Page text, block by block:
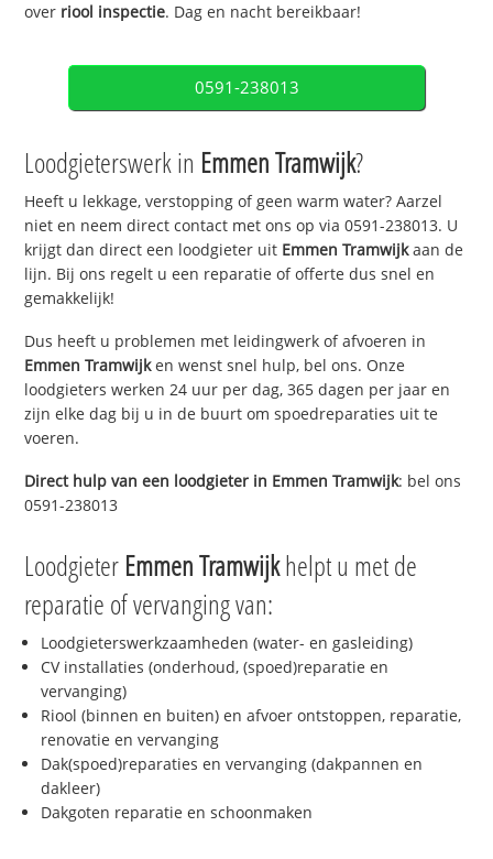
over riool inspectie. Dag en nacht bereikbaar!
0591-238013
Loodgieterswerk in Emmen Tramwijk?
Heeft u lekkage, verstopping of geen warm water? Aarzel
niet en neem direct contact met ons op via 0591-238013. U
krijgt dan direct een loodgieter uit Emmen Tramwijkaan de
lijn. Bij ons regelt u een reparatie of offerte dus snel en
gemakkelijk!
Dus heeft u problemen met leidingwerk of afvoeren in
Emmen Tramwijken wenst snel hulp, bel ons. Onze
loodgieters werken 24 uur per dag, 365 dagen per jaar en
zijn elke dag bij u in de buurt om spoedreparaties uit te
voeren.
Direct hulp van een loodgieter in Emmen Tramwijk: bel ons
0591-238013
Loodgieter Emmen Tramwijkhelpt u met de
reparatie of vervanging van:
Loodgieterswerkzaamheden (water- en gasleiding)
CV installaties (onderhoud, (spoed)reparatie en
vervanging)
Riool (binnen en buiten) en afvoer ontstoppen, reparatie,
renovatie en vervanging
Dak(spoed)reparaties en vervanging (dakpannen en
dakleer)
Dakgoten reparatie en schoonmaken